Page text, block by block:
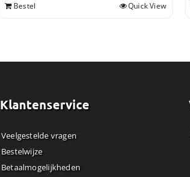
Bestel Quick View
Klantenservice
Veelgestelde vragen
Bestelwijze
Betaalmogelijkheden